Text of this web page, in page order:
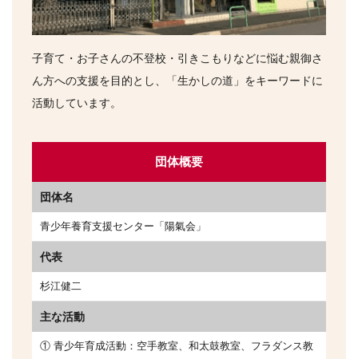
子育て・お子さんの不登校・引きこもりなどに悩む親御さ
ん方への支援を目的とし、「生かしの道」をキーワードに
活動しています。
団体概要
団体名
青少年養育支援センター「陽氣会」
代表
杉江健二
主な活動
① 青少年育成活動：空手教室、和太鼓教室、フラダンス教